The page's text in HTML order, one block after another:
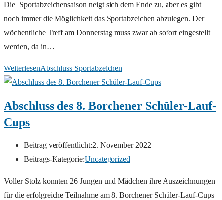
Die Sportabzeichensaison neigt sich dem Ende zu, aber es gibt
noch immer die Möglichkeit das Sportabzeichen abzulegen. Der
wöchentliche Treff am Donnerstag muss zwar ab sofort eingestellt
werden, da in…
WeiterlesenAbschluss Sportabzeichen
Abschluss des 8. Borchener Schüler-Lauf-
Cups
Beitrag veröffentlicht:2. November 2022
Beitrags-Kategorie:Uncategorized
Voller Stolz konnten 26 Jungen und Mädchen ihre Auszeichnungen
für die erfolgreiche Teilnahme am 8. Borchener Schüler-Lauf-Cups